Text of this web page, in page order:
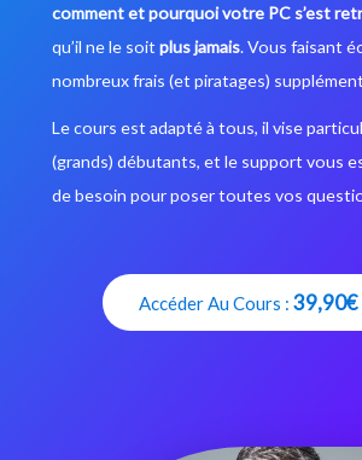
comment et pourquoi votre PC s’est
qu’il ne le soit plus jamais. Vous faisant
nombreux frais (et piratages)
Le cours est adapté à tous, il vise
(grands) débutants, et le support vous
de besoin pour poser toutes vos
Accéder Au Cours : 39,90€